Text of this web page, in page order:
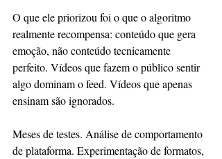
O que ele priorizou foi o que o algoritmo
realmente recompensa: conteúdo que gera
emoção, não conteúdo tecnicamente
perfeito. Vídeos que fazem o público sentir
algo dominam o feed. Vídeos que apenas
ensinam são ignorados.
Meses de testes. Análise de comportamento
de plataforma. Experimentação de formatos,